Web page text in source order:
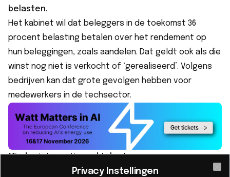
belasten.
Het kabinet wil dat beleggers in de toekomst 36
procent belasting betalen over het rendement op
hun beleggingen, zoals aandelen. Dat geldt ook als die
winst nog niet is verkocht of ‘gerealiseerd’. Volgens
bedrijven kan dat grote gevolgen hebben voor
medewerkers in de techsector.
Minder internationaal talent
Veel techbedrijven betalen hun personeel deels in
Privacy Instellingen